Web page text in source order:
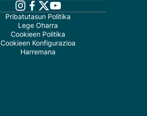
Pribatutasun Politika
Lege Oharra
Cookieen Politika
Cookieen Konfigurazioa
Harremana